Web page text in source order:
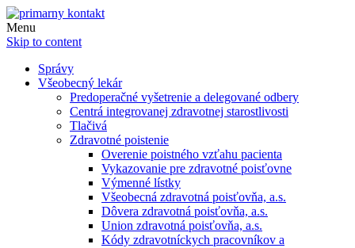
Menu
Skip to content
Správy
Všeobecný lekár
Predoperačné vyšetrenie a delegované odbery
Centrá integrovanej zdravotnej starostlivosti
Tlačivá
Zdravotné poistenie
Overenie poistného vzťahu pacienta
Vykazovanie pre zdravotné poisťovne
Výmenné lístky
Všeobecná zdravotná poisťovňa, a.s.
Dôvera zdravotná poisťovňa, a.s.
Union zdravotná poisťovňa, a.s.
Kódy zdravotníckych pracovníkov a